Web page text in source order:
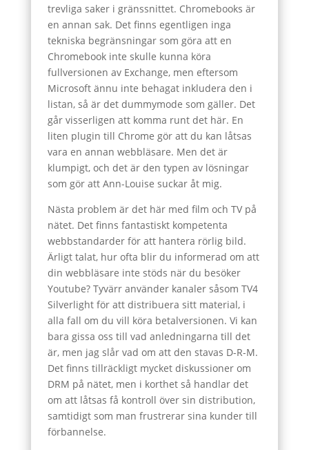
trevliga saker i gränssnittet. Chromebooks är
en annan sak. Det finns egentligen inga
tekniska begränsningar som göra att en
Chromebook inte skulle kunna köra
fullversionen av Exchange, men eftersom
Microsoft ännu inte behagat inkludera den i
listan, så är det dummymode som gäller. Det
går visserligen att komma runt det här. En
liten plugin till Chrome gör att du kan låtsas
vara en annan webbläsare. Men det är
klumpigt, och det är den typen av lösningar
som gör att Ann-Louise suckar åt mig.
Nästa problem är det här med film och TV på
nätet. Det finns fantastiskt kompetenta
webbstandarder för att hantera rörlig bild.
Ärligt talat, hur ofta blir du informerad om att
din webbläsare inte stöds när du besöker
Youtube? Tyvärr använder kanaler såsom TV4
Silverlight för att distribuera sitt material, i
alla fall om du vill köra betalversionen. Vi kan
bara gissa oss till vad anledningarna till det
är, men jag slår vad om att den stavas D-R-M.
Det finns tillräckligt mycket diskussioner om
DRM på nätet, men i korthet så handlar det
om att låtsas få kontroll över sin distribution,
samtidigt som man frustrerar sina kunder till
förbannelse.